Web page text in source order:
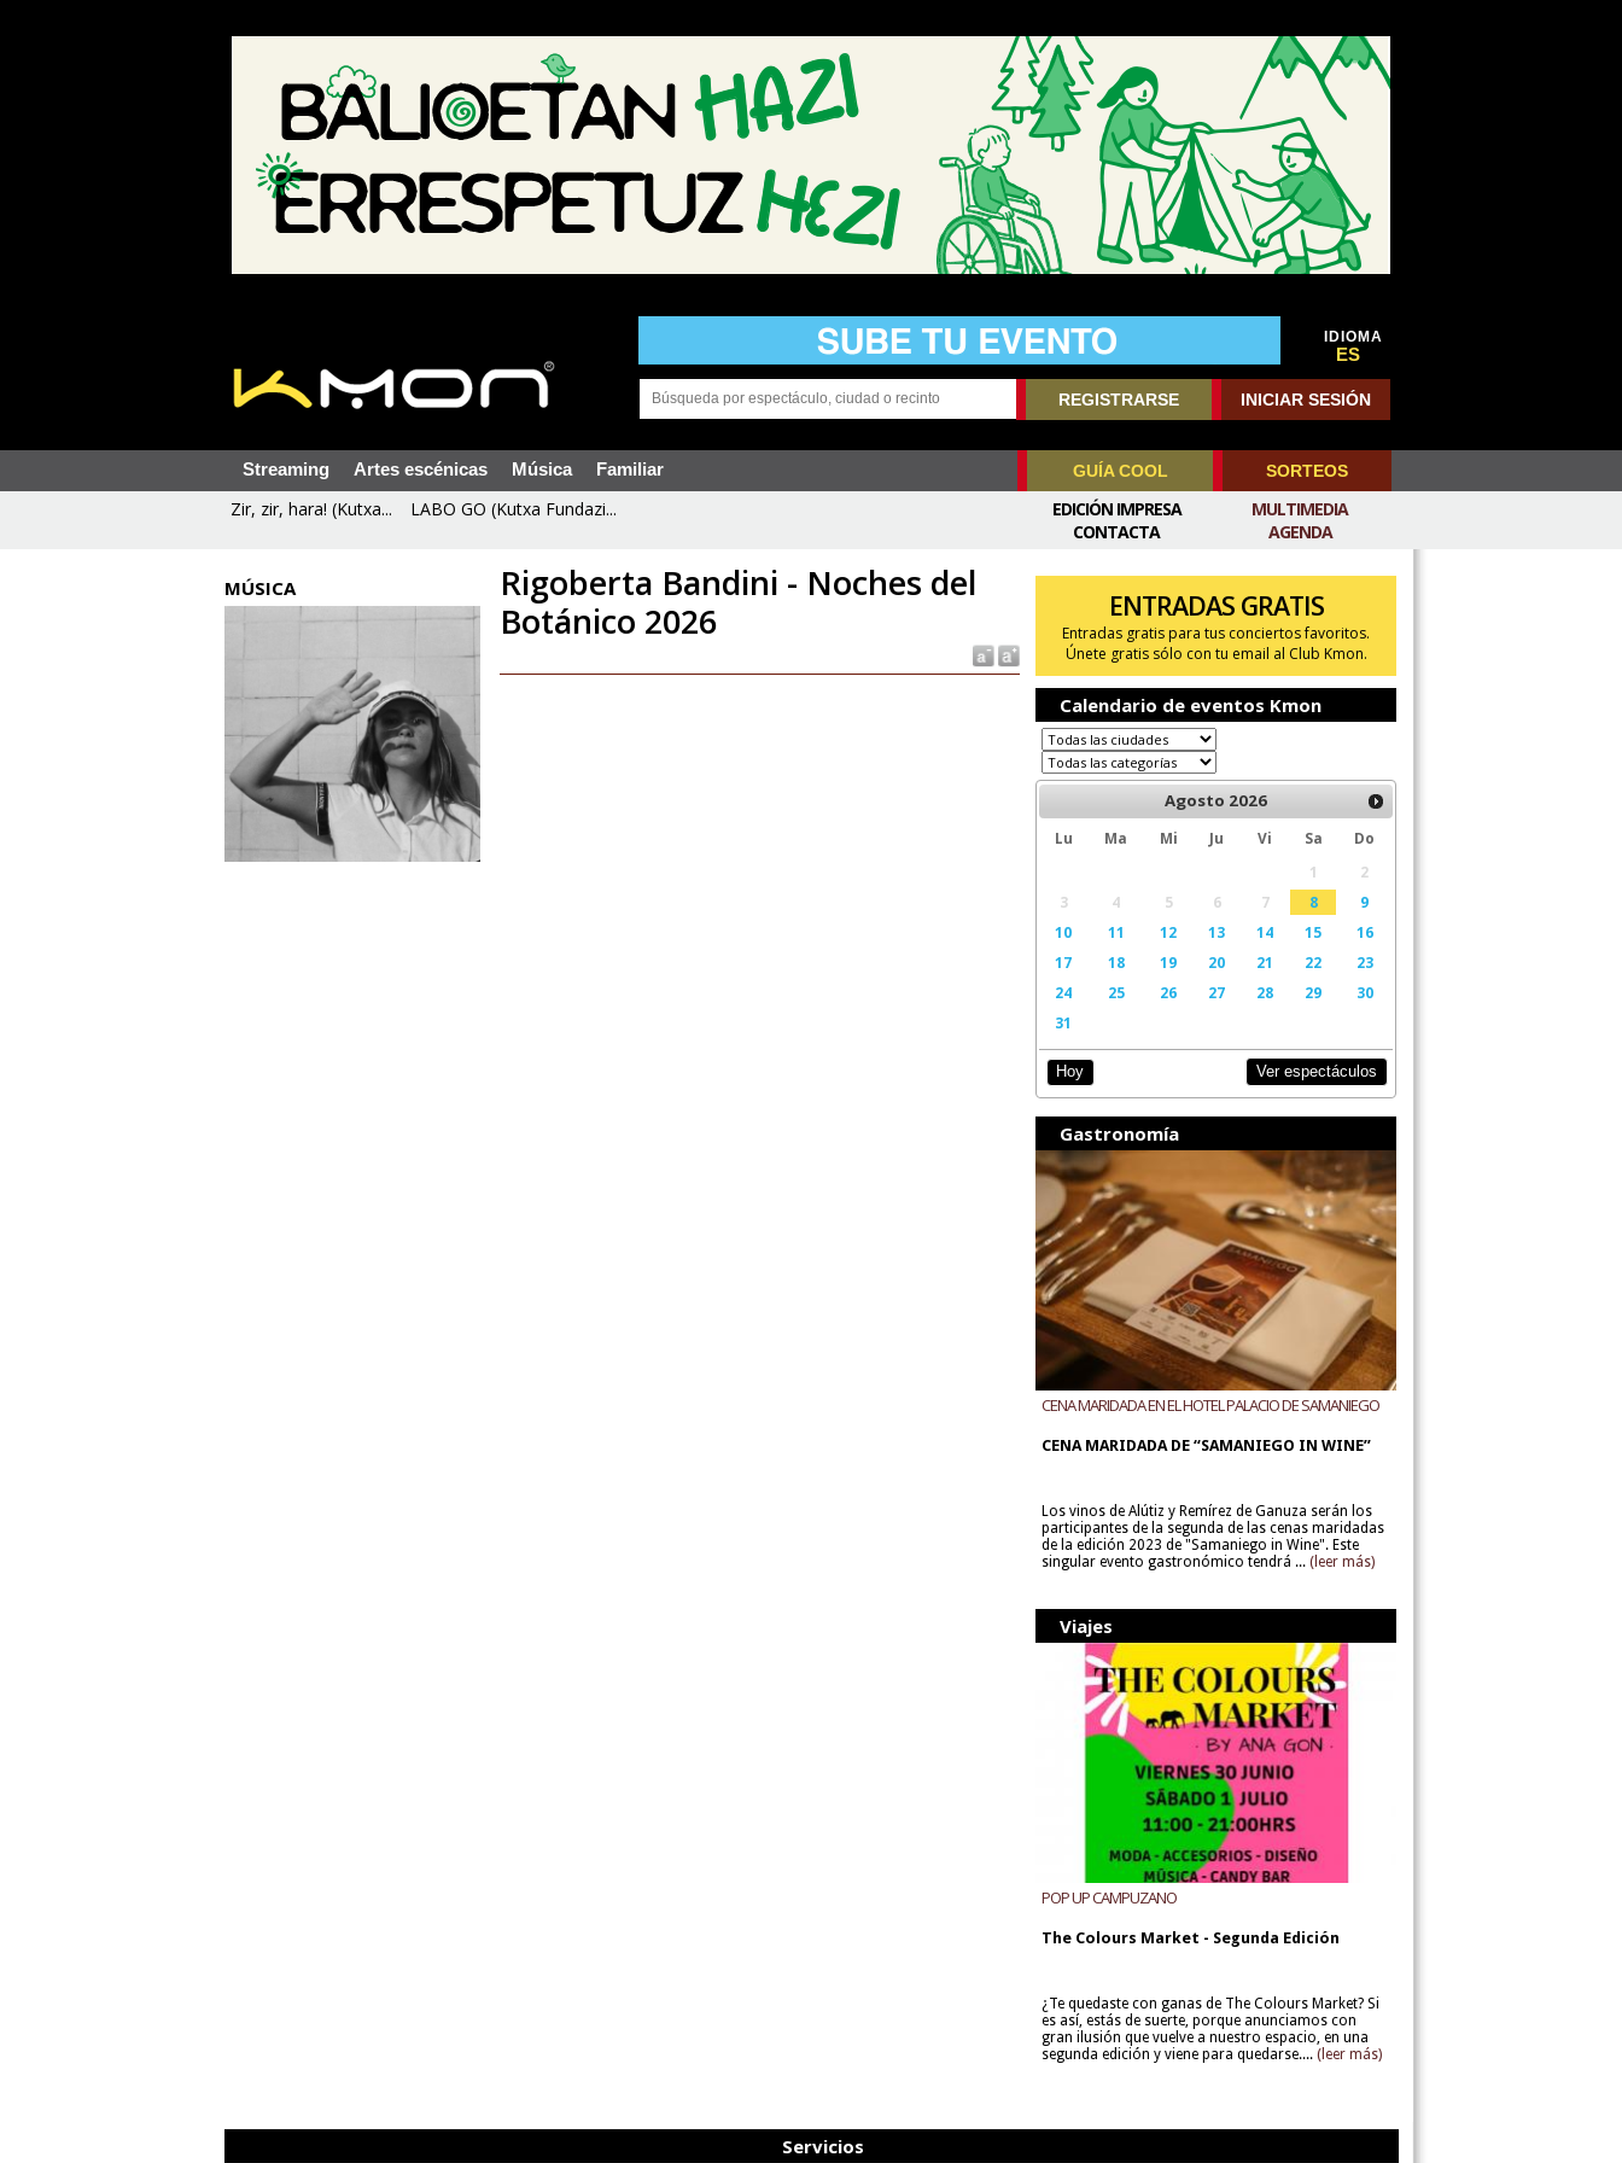
IDIOMA
ES
REGISTRARSE INICIAR SESIÓN
Streaming Artes escénicas Música Familiar GUÍA COOL SORTEOS
Zir, zir, hara! (Kutxa... LABO GO (Kutxa Fundazi...
MULTIMEDIA
AGENDA
EDICIÓN IMPRESA
CONTACTA
MÚSICA
Rigoberta Bandini - Noches del
Botánico 2026
ENTRADAS GRATIS
Entradas gratis para tus conciertos favoritos.
Únete gratis sólo con tu email al Club Kmon.
Calendario de eventos Kmon
Agosto 2026
Lu Ma Mi Ju Vi Sa
Do
1
2
3
4 5 6 7 8
9
10
11 12 13 14 15
16
17
18 19 20 21 22
23
24
25 26 27 28 29
30
31
Hoy Ver espectáculos
Gastronomía
CENA MARIDADA EN EL HOTEL PALACIO DE SAMANIEGO
CENA MARIDADA DE “SAMANIEGO IN WINE”
Los vinos de Alútiz y Remírez de Ganuza serán los
participantes de la segunda de las cenas maridadas
de la edición 2023 de "Samaniego in Wine". Este
singular evento gastronómico tendrá ... (leer más)
Viajes
POP UP CAMPUZANO
The Colours Market - Segunda Edición
¿Te quedaste con ganas de The Colours Market? Si
es así, estás de suerte, porque anunciamos con
gran ilusión que vuelve a nuestro espacio, en una
segunda edición y viene para quedarse.... (leer más)
Servicios